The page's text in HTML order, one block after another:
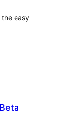
the easy